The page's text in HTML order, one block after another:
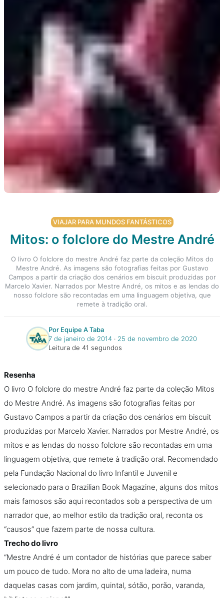
VIAJAR PARA MUNDOS FANTÁSTICOS
Mitos: o folclore do Mestre André
O livro O folclore do mestre André faz parte da coleção Mitos do
Mestre André. As imagens são fotografias feitas por Gustavo
Campos a partir da criação dos cenários em biscuit produzidas por
Marcelo Xavier. Narrados por Mestre André, os mitos e as lendas do
nosso folclore são recontadas em uma linguagem objetiva, que
remete à tradição oral.
Por Equipe A Taba
7 de janeiro de 2014‧ 25 de novembro de 2020
Leitura de 41 segundos
Resenha
O livro O folclore do mestre André faz parte da coleção Mitos
do Mestre André. As imagens são fotografias feitas por
Gustavo Campos a partir da criação dos cenários em biscuit
produzidas por Marcelo Xavier. Narrados por Mestre André, os
mitos e as lendas do nosso folclore são recontadas em uma
linguagem objetiva, que remete à tradição oral. Recomendado
pela Fundação Nacional do livro Infantil e Juvenil e
selecionado para o Brazilian Book Magazine, alguns dos mitos
mais famosos são aqui recontados sob a perspectiva de um
narrador que, ao melhor estilo da tradição oral, reconta os
“causos” que fazem parte de nossa cultura.
Trecho do livro
“Mestre André é um contador de histórias que parece saber
um pouco de tudo. Mora no alto de uma ladeira, numa
daquelas casas com jardim, quintal, sótão, porão, varanda,